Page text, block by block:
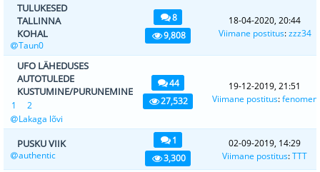
TULUKESED
TALLINNA
KOHAL
Taun0
8
9,808
18-04-2020, 20:44
Viimane postitus:zzz34
UFO LÄHEDUSES
AUTOTULEDE
KUSTUMINE/PURUNEMINE
1
2
Lakaga lõvi
44
27,532
19-12-2019, 21:51
Viimane postitus:fenomen
PUSKU VIIK
authentic
1
3,300
02-09-2019, 14:29
Viimane postitus:TTT